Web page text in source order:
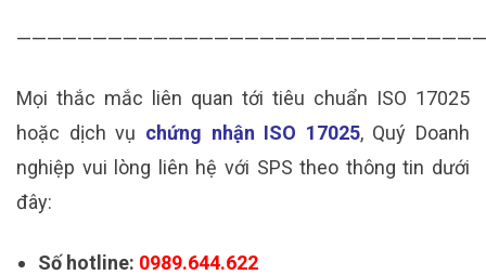
Mọi thắc mắc liên quan tới tiêu chuẩn ISO 17025
hoặc dịch vụ chứng nhận ISO 17025, Quý Doanh
nghiệp vui lòng liên hệ với SPS theo thông tin dưới
đây:
Số hotline: 0989.644.622